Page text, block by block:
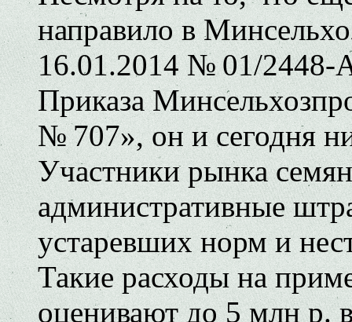
направило в
16.01.2014 № 01/2448-
Приказа
№ 707», он и сегодня
Участники рынка
административные
устаревших норм и
Такие расходы на
оценивают до 5 млн р.